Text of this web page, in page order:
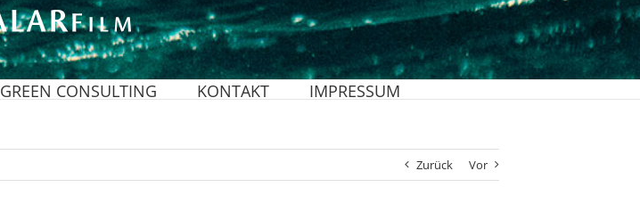
GREEN CONSULTING KONTAKT IMPRESSUM
Zurück Vor